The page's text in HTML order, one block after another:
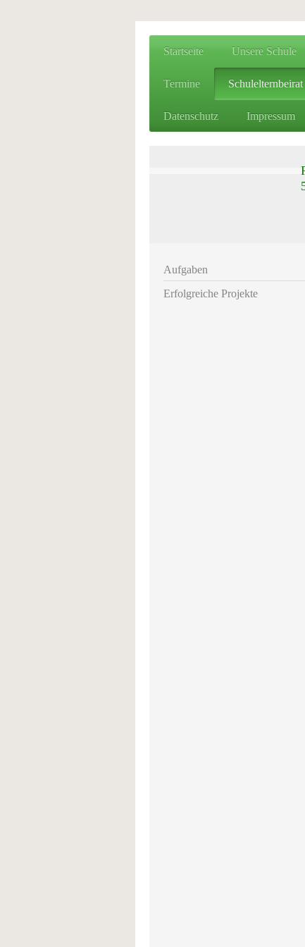
Startseite Unsere Schule
Termine Schulelternbeirat
Datenschutz Impressum
Aufgaben
Erfolgreiche Projekte